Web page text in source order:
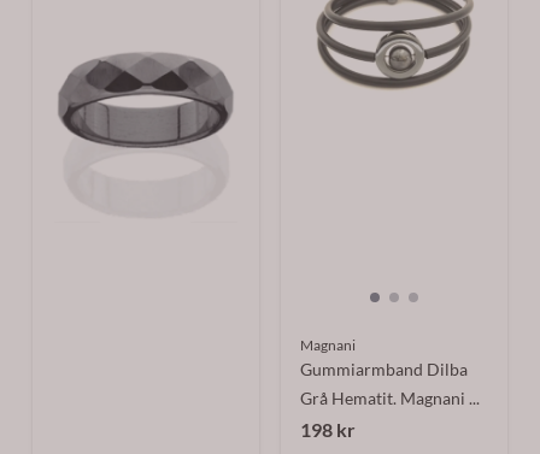
Magnani
Gummiarmband Dilba
Grå Hematit. Magnani ...
198 kr